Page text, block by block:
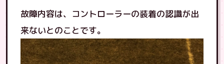
故障内容は、コントローラーの装着の認識が出
来ないとのことです。